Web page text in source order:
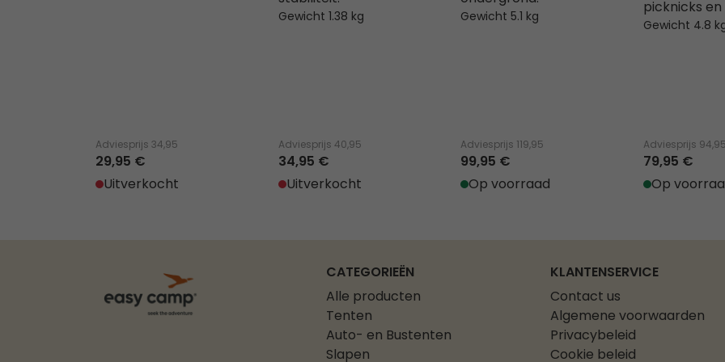
Adviesprijs 34,95
29,95 €
Uitverkocht
Gewicht 1.38 kg
Adviesprijs 40,95
34,95 €
Uitverkocht
Gewicht 5.1 kg
Adviesprijs 119,95
99,95 €
Op voorraad
picknicks
Gewicht 4.8
Adviesprijs 94,95
79,95 €
Op
CATEGORIEËN
Alle producten
Tenten
Auto- en Bustenten
Slapen
KLANTENSERVICE
Contact us
Algemene voorwaarden
Privacybeleid
Cookie beleid